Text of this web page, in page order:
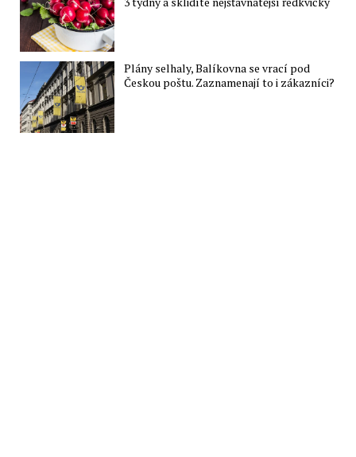
Plány selhaly, Balíkovna se vrací pod
Českou poštu. Zaznamenají to i zákazníci?